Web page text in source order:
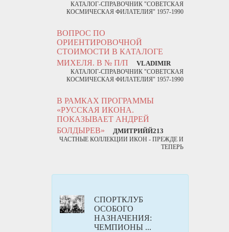
КАТАЛОГ-СПРАВОЧНИК "СОВЕТСКАЯ
КОСМИЧЕСКАЯ ФИЛАТЕЛИЯ" 1957-1990
ВОПРОС ПО
ОРИЕНТИРОВОЧНОЙ
СТОИМОСТИ В КАТАЛОГЕ
МИХЕЛЯ. В № П/П
VLADIMIR
КАТАЛОГ-СПРАВОЧНИК "СОВЕТСКАЯ
КОСМИЧЕСКАЯ ФИЛАТЕЛИЯ" 1957-1990
В РАМКАХ ПРОГРАММЫ
«РУССКАЯ ИКОНА.
ПОКАЗЫВАЕТ АНДРЕЙ
БОЛДЫРЕВ»
ДМИТРИЙЙ213
ЧАСТНЫЕ КОЛЛЕКЦИИ ИКОН - ПРЕЖДЕ И
ТЕПЕРЬ
CПОРТКЛУБ
ОСОБОГО
НАЗНАЧЕНИЯ:
ЧЕМПИОНЫ ...